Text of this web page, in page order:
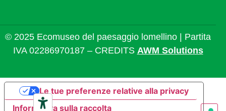
© 2025 Ecomuseo del paesaggio lomellino | Partita
IVA 02286970187 – CREDITS AWM Solutions
Informativa sulla raccolta
Le tue preferenze relative alla privacy